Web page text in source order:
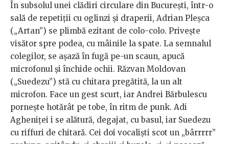
În subsolul unei clădiri circulare din București, într-o
sală de repetiții cu oglinzi și draperii, Adrian Pleșca
(„Artan”) se plimbă ezitant de colo-colo. Privește
visător spre podea, cu mâinile la spate. La semnalul
colegilor, se așază în fugă pe-un scaun, apucă
microfonul și închide ochii. Răzvan Moldovan
(„Suedezu”) stă cu chitara pregătită, la un alt
microfon. Face un gest scurt, iar Andrei Bărbulescu
pornește hotărât pe tobe, în ritm de punk. Adi
Agheniței i se alătură, degajat, cu basul, iar Suedezu
cu riffuri de chitară. Cei doi vocaliști scot un „bârrrrr”